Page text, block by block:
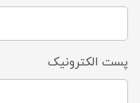
پست الکترونیک